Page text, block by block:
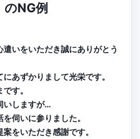
のNG例
いをいただき誠にありがとう
あずかりまして光栄です。
す。
いしますが…
伺いに参りました。
をいただき感謝です。